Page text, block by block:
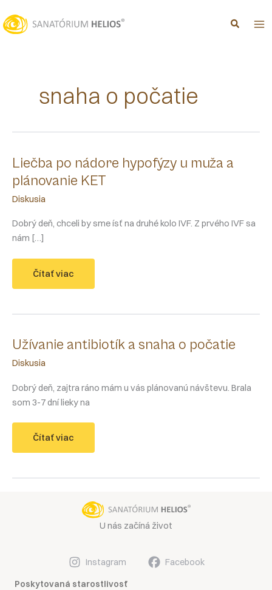
na
obsah
snaha o počatie
Liečba po nádore hypofýzy u muža a
plánovanie KET
Diskusia
Dobrý deň, chceli by sme ísť na druhé kolo IVF. Z prvého IVF sa
nám […]
Liečba
nádore
muža
KET
Čítať viac
Užívanie antibiotík a snaha o počatie
Diskusia
Dobrý deň, zajtra ráno mám u vás plánovanú návštevu. Brala
som 3-7 dní lieky na
Užívanie
a
počatie
Čítať viac
U nás začíná život
Instagram Facebook
Poskytovaná starostlivosť